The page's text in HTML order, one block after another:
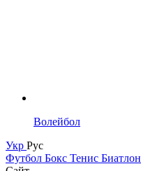
Волейбол
Укр Рус
Футбол Бокс Тенис Биатлон